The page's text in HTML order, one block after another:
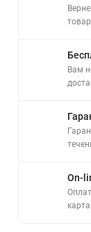
товар
Вам
On-